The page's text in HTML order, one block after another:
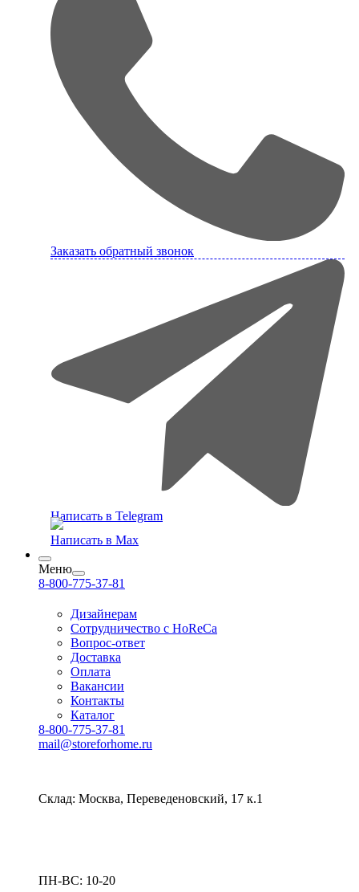
Заказать обратный звонок
Написать в Telegram
Написать в Max
Меню
8-800-775-37-81
Дизайнерам
Сотрудничество с HoReCa
Вопрос-ответ
Доставка
Оплата
Вакансии
Контакты
Каталог
8-800-775-37-81
mail@storeforhome.ru
Склад: Москва, Переведеновский, 17 к.1
ПН-ВС: 10-20